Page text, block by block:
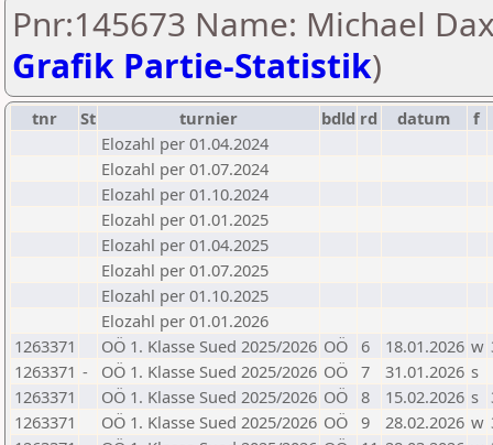
Pnr:145673 Name: Michael
Grafik Partie-Statistik)
tnr St turnier bdld rd datum
f
Elozahl per 01.04.2024
Elozahl per 01.07.2024
Elozahl per 01.10.2024
Elozahl per 01.01.2025
Elozahl per 01.04.2025
Elozahl per 01.07.2025
Elozahl per 01.10.2025
Elozahl per 01.01.2026
1263371
OÖ 1. Klasse Sued 2025/2026 OÖ 6 18.01.2026 w
1263371 - OÖ 1. Klasse Sued 2025/2026 OÖ 7 31.01.2026 s
1263371
OÖ 1. Klasse Sued 2025/2026 OÖ 8 15.02.2026 s
1263371
OÖ 1. Klasse Sued 2025/2026 OÖ 9 28.02.2026 w